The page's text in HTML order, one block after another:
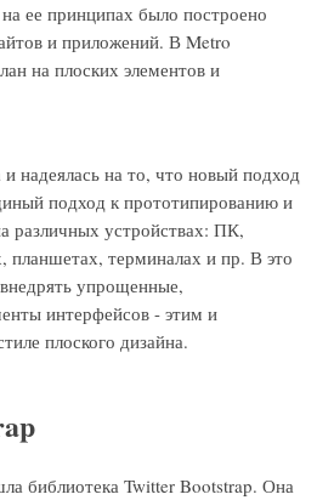
ее принципах было построено
и приложений. В Metro
на плоских элементов и
надеялась на то, что новый подход
подход к прототипированию и
различных устройствах: ПК,
планшетах, терминалах и пр. В это
упрощенные,
интерфейсов - этим и
плоского дизайна.
библиотека Twitter Bootstrap. Она